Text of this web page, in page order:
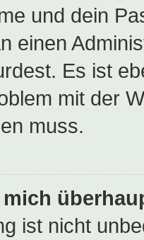
und dein
einen
Es ist
mit der
muss.
ist nicht